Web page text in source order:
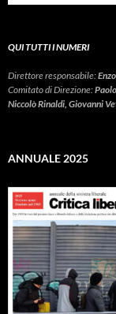
QUI TUTTI I NUMERI
Direttore responsabile:
Comitato di Direzione:
Niccolò Rinaldi, Giovanni
ANNUALE 2025